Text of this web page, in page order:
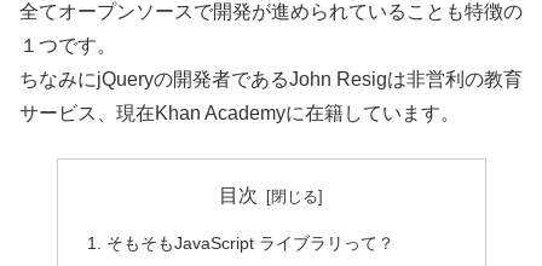
全てオープンソースで開発が進められていることも特徴の
１つです。
ちなみにjQueryの開発者であるJohn Resigは非営利の教育
サービス、現在Khan Academyに在籍しています。
目次
そもそもJavaScript ライブラリって？